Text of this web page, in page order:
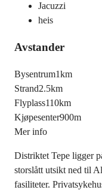
Jacuzzi
heis
Avstander
Bysentrum1km
Strand2.5km
Flyplass110km
Kjøpesenter900m
Mer info
Distriktet Tepe ligger
storslått utsikt ned til
fasiliteter.